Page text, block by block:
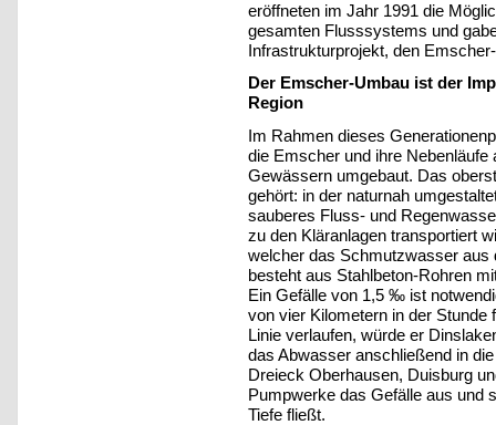
eröffneten im Jahr 1991 die
gesamten Flusssystems und
Infrastrukturprojekt, den
Der Emscher-Umbau ist der
Region
Im Rahmen dieses
die Emscher und ihre
Gewässern umgebaut. Das
gehört: in der naturnah
sauberes Fluss- und
zu den Kläranlagen transportiert
welcher das Schmutzwasser aus
besteht aus Stahlbeton-Rohren
Ein Gefälle von 1,5 ‰ ist
von vier Kilometern in der Stunde
Linie verlaufen, würde er
das Abwasser anschließend in
Dreieck Oberhausen, Duisburg
Pumpwerke das Gefälle aus und
Tiefe fließt.